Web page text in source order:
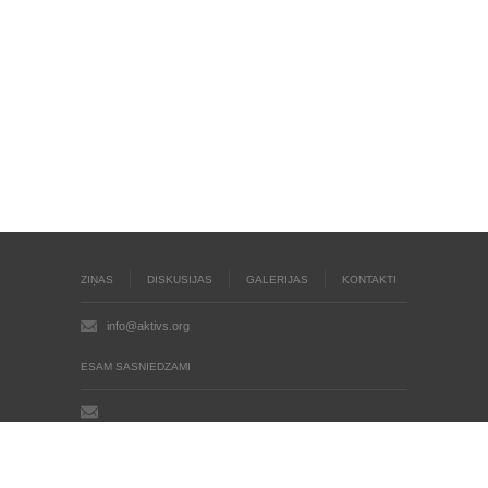
ZIŅAS DISKUSIJAS GALERIJAS KONTAKTI
info@aktivs.org
ESAM SASNIEDZAMI